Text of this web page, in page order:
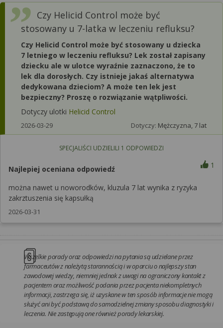
Czy Helicid Control może być
stosowany u 7-latka w leczeniu refluksu?
Czy Helicid Control może być stosowany u dziecka
7 letniego w leczeniu refluksu? Lek został zapisany
dziecku ale w ulotce wyraźnie zaznaczono, że to
lek dla dorosłych. Czy istnieje jakaś alternatywa
dedykowana dzieciom? A może ten lek jest
bezpieczny? Proszę o rozwiązanie wątpliwości.
Dotyczy ulotki Helicid Control
2026-03-29 Dotyczy: Mężczyzna, 7 lat
SPECJALIŚCI UDZIELILI 1 ODPOWIEDZI
Najlepiej oceniana odpowiedź 1
można nawet u noworodków, kluzula 7 lat wynika z ryzyka
zakrztuszenia się kapsułką
2026-03-31
Wszelkie porady oraz odpowiedzi na pytania są udzielane przez
farmaceutów z należytą starannością i w oparciu o najlepszy stan
zawodowej wiedzy, niemniej jednak z uwagi na ograniczony kontakt z
pacjentem oraz możliwość podania przez pacjenta niekompletnych
informacji, zastrzega się, iż uzyskane w ten sposób informacje nie mogą
służyć ani być podstawą do samodzielnej zmiany sposobu diagnostyki i
leczenia. Nie zastępują one również porady lekarskiej.